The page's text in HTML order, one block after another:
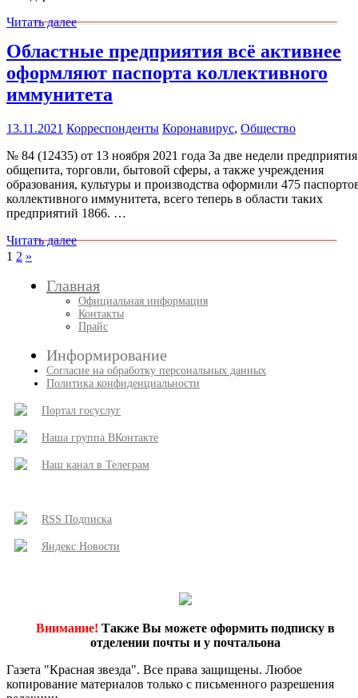
Читать далее
Областные предприятия всё активнее
оформляют паспорта коллективного
иммунитета
13.11.2021 Корреспонденты Коронавирус, Общество
№ 84 (12435) от 13 ноября 2021 года За две недели предприятия
общепита, торговли, бытовой сферы, а также учреждения
образования, культуры и производства оформили 475
коллективного иммунитета, всего теперь в области таких
предприятий 1866. …
Читать далее
Пагинация
записей
1 2 След.
»
Главная
Официальная информация
Контакты
Прайс
Информирование
Согласие на обработку персональных данных
Политика конфиденциальности
Портал госуслуг
Наша группа ВКонтакте
Наш канал в Телеграм
RSS Подписка
Яндекс Новости
Внимание! Также Вы можете оформить подписку в
отделении почты и у почтальона
Газета "Красная звезда". Все права защищены. Любое
копирование материалов только с письменного разрешения